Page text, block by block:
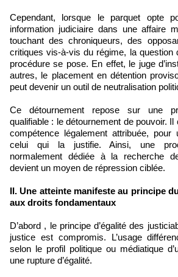
Cependant, lorsque le parquet opte
information judiciaire dans une affaire
touchant des chroniqueurs, des
critiques vis-à-vis du régime, la question
procédure se pose. En effet, le juge
autres, le placement en détention
peut devenir un outil de neutralisation
Ce détournement repose sur une
qualifiable : le détournement de pouvoir.
compétence légalement attribuée,
celui qui la justifie. Ainsi, une
normalement dédiée à la recherche
devient un moyen de répression ciblée.
II. Une atteinte manifeste au principe
aux droits fondamentaux
D’abord , le principe d’égalité des
justice est compromis. L’usage
selon le profil politique ou médiatique
une rupture d’égalité.